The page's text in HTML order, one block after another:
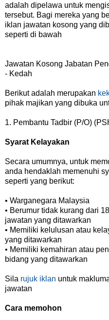
adalah dipelawa untuk
tersebut. Bagi mereka yang
iklan jawatan kosong yang
seperti di bawah
Jawatan Kosong Jabatan
- Kedah
Berikut adalah merupakan
pihak majikan yang dibuka
1. Pembantu Tadbir (P/O)
Syarat Kelayakan
Secara umumnya, untuk
anda hendaklah memenuhi
seperti yang berikut:
• Warganegara Malaysia
• Berumur tidak kurang dari
jawatan yang ditawarkan
• Memiliki kelulusan atau
yang ditawarkan
• Memiliki kemahiran atau
bidang yang ditawarkan
Sila rujuk iklan untuk
jawatan
Cara memohon